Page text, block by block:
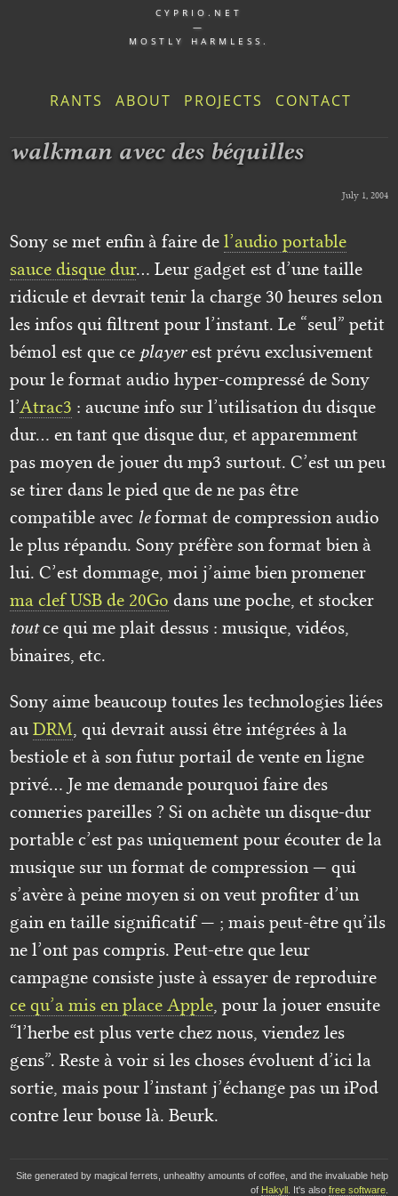
CYPRIO.NET
—
MOSTLY HARMLESS.
RANTS ABOUT PROJECTS CONTACT
walkman avec des béquilles
July 1, 2004
Sony se met enfin à faire del’audio portable
sauce disque dur… Leur gadget est d’une taille
ridicule et devrait tenir la charge 30 heures selon
les infos qui filtrent pour l’instant. Le “seul” petit
bémol est que ce playerest prévu exclusivement
pour le format audio hyper-compressé de Sony
l’Atrac3 : aucune info sur l’utilisation du disque
dur… en tant que disque dur, et apparemment
pas moyen de jouer du mp3 surtout. C’est un peu
se tirer dans le pied que de ne pas être
compatible avec leformat de compression audio
le plus répandu. Sony préfère son format bien à
lui. C’est dommage, moi j’aime bien promener
ma clef USB de 20Go dans une poche, et stocker
toutce qui me plait dessus : musique, vidéos,
binaires, etc.
Sony aime beaucoup toutes les technologies liées
auDRM, qui devrait aussi être intégrées à la
bestiole et à son futur portail de vente en ligne
privé… Je me demande pourquoi faire des
conneries pareilles ? Si on achète un disque-dur
portable c’est pas uniquement pour écouter de la
musique sur un format de compression — qui
s’avère à peine moyen si on veut profiter d’un
gain en taille significatif — ; mais peut-être qu’ils
ne l’ont pas compris. Peut-etre que leur
campagne consiste juste à essayer de reproduire
ce qu’a mis en place Apple, pour la jouer ensuite
“l’herbe est plus verte chez nous, viendez les
gens”. Reste à voir si les choses évoluent d’ici la
sortie, mais pour l’instant j’échange pas un iPod
contre leur bouse là. Beurk.
Site generated by magical ferrets, unhealthy amounts of coffee, and the invaluable help
of Hakyll . It's also free software.